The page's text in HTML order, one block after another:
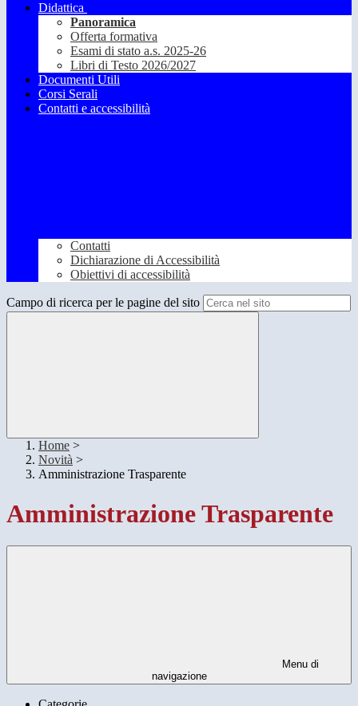
Didattica
Panoramica
Offerta formativa
Esami di stato a.s. 2025-26
Libri di Testo 2026/2027
Documenti Utili
Corsi Serali
Contatti e accessibilità
Contatti
Dichiarazione di Accessibilità
Obiettivi di accessibilità
Campo di ricerca per le pagine del sito
Home >
Novità >
Amministrazione Trasparente
Amministrazione Trasparente
Menu di
navigazione